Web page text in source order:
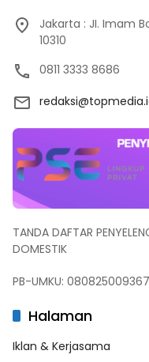
Jakarta : JI. Imam
10310
0811 3333 8686
TANDA DAFTAR
DOMESTIK
PB-UMKU:
Halaman
Iklan & Kerjasama